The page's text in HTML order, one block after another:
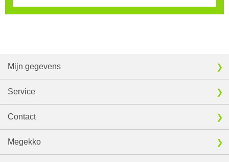
Mijn gegevens
Service
Contact
Megekko